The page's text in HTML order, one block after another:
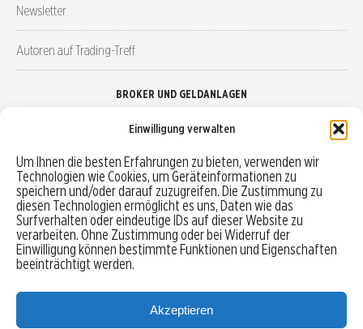
Einwilligung verwalten
Um Ihnen die besten Erfahrungen zu bieten, verwenden wir
Technologien wie Cookies, um Geräteinformationen zu
speichern und/oder darauf zuzugreifen. Die Zustimmung zu
diesen Technologien ermöglicht es uns, Daten wie das
Surfverhalten oder eindeutige IDs auf dieser Website zu
verarbeiten. Ohne Zustimmung oder bei Widerruf der
Einwilligung können bestimmte Funktionen und Eigenschaften
beeinträchtigt werden.
Akzeptieren
Newsletter
Autoren auf Trading-Treff
BROKER UND GELDANLAGEN
Robo-Advisor vergleichen
Depotvergleich
Festgeld vergleichen
Tagesgeld vergleichen